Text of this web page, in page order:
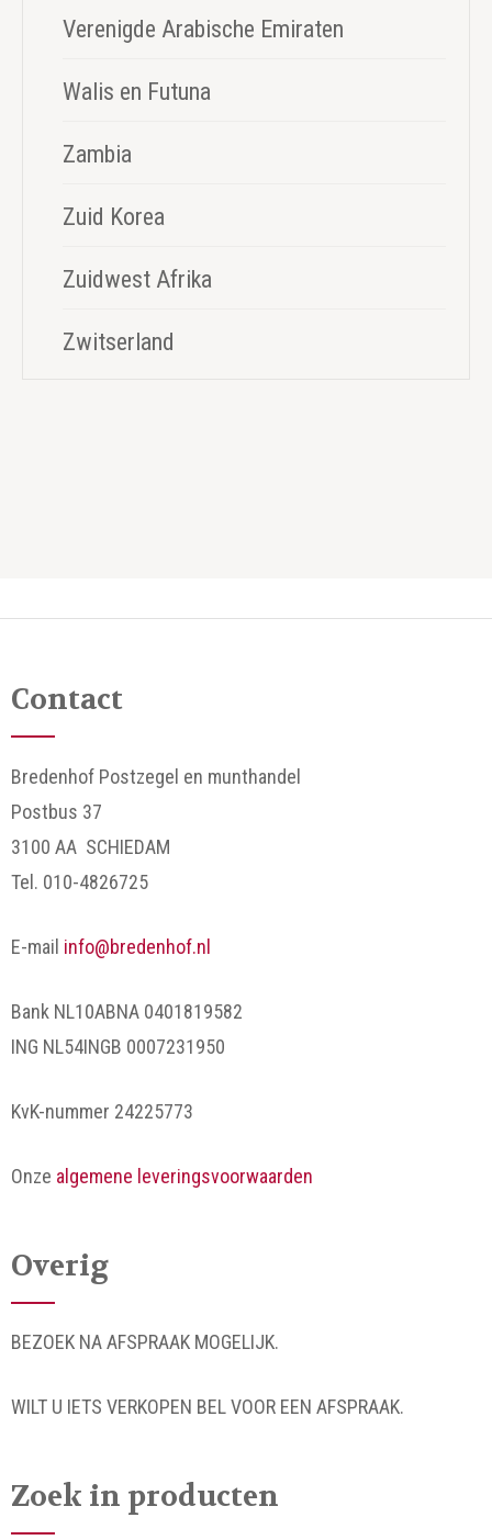
Verenigde Arabische Emiraten
Walis en Futuna
Zambia
Zuid Korea
Zuidwest Afrika
Zwitserland
Contact
Bredenhof Postzegel en munthandel
Postbus 37
3100 AA SCHIEDAM
Tel. 010-4826725
E-mail info@bredenhof.nl
Bank NL10ABNA 0401819582
ING NL54INGB 0007231950
KvK-nummer 24225773
Onze algemene leveringsvoorwaarden
Overig
BEZOEK NA AFSPRAAK MOGELIJK.
WILT U IETS VERKOPEN BEL VOOR EEN AFSPRAAK.
Zoek in producten